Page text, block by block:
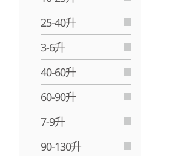
25-40升
3-6升
40-60升
60-90升
7-9升
90-130升